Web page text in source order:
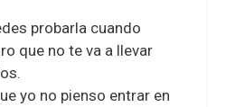
probarla cuando
que no te va a llevar
yo no pienso entrar en